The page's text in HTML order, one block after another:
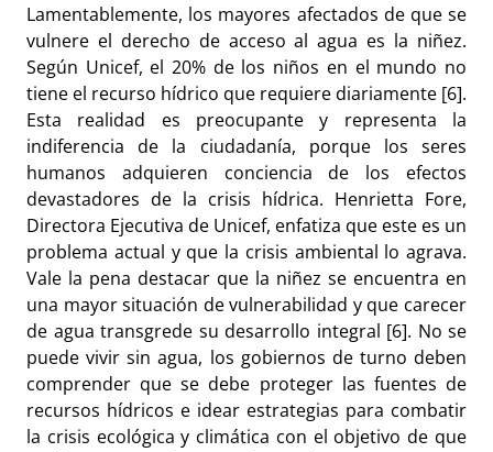
Lamentablemente, los mayores afectados de que se
vulnere el derecho de acceso al agua es la niñez.
Según Unicef, el 20% de los niños en el mundo no
tiene el recurso hídrico que requiere diariamente [6].
Esta realidad es preocupante y representa la
indiferencia de la ciudadanía, porque los seres
humanos adquieren conciencia de los efectos
devastadores de la crisis hídrica. Henrietta Fore,
Directora Ejecutiva de Unicef, enfatiza que este es un
problema actual y que la crisis ambiental lo agrava.
Vale la pena destacar que la niñez se encuentra en
una mayor situación de vulnerabilidad y que carecer
de agua transgrede su desarrollo integral [6]. No se
puede vivir sin agua, los gobiernos de turno deben
comprender que se debe proteger las fuentes de
recursos hídricos e idear estrategias para combatir
la crisis ecológica y climática con el objetivo de que